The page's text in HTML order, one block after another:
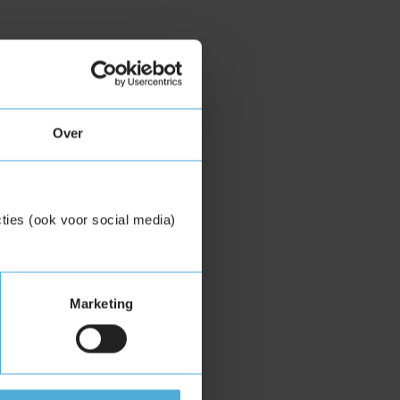
Over
(ook voor social media)
Marketing